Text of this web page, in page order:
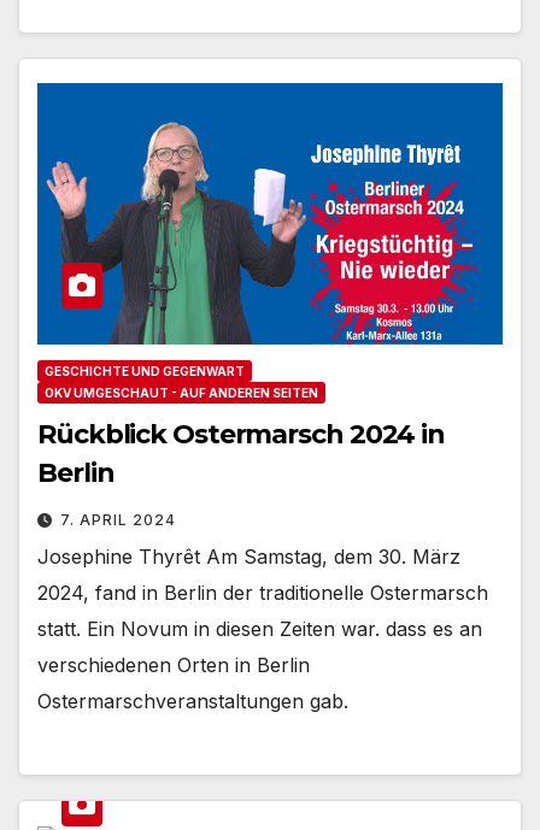
GESCHICHTE UND GEGENWART
OKV UMGESCHAUT - AUF ANDEREN SEITEN
Rückblick Ostermarsch 2024 in
Berlin
7. APRIL 2024
Josephine Thyrêt Am Samstag, dem 30. März
2024, fand in Berlin der traditionelle Ostermarsch
statt. Ein Novum in diesen Zeiten war. dass es an
verschiedenen Orten in Berlin
Ostermarschveranstaltungen gab.